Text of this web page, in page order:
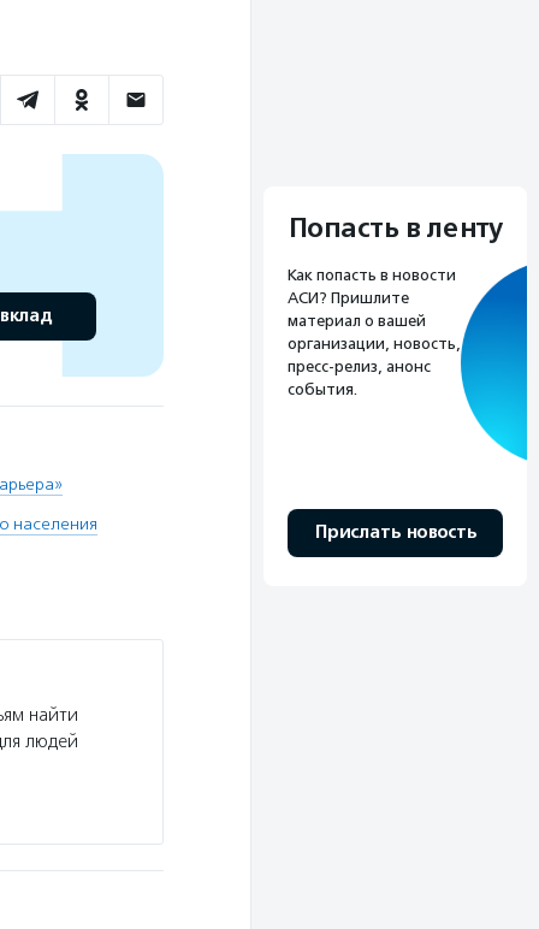
населения
найти
людей
Попасть в ленту
Как попасть в новости
АСИ? Пришлите
материал о вашей
организации, новость,
пресс-релиз, анонс
события.
Прислать новость